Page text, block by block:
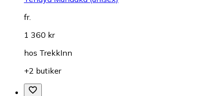
fr.
1 360 kr
hos TrekkInn
+2 butiker